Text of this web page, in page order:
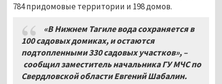
784 придомовые территории и 198 домов.
«В Нижнем Тагиле вода сохраняется в
100 садовых домиках, и остаются
подтопленными 330 садовых участков», –
сообщил заместитель начальника ГУ МЧС по
Свердловской области Евгений Шабалин.